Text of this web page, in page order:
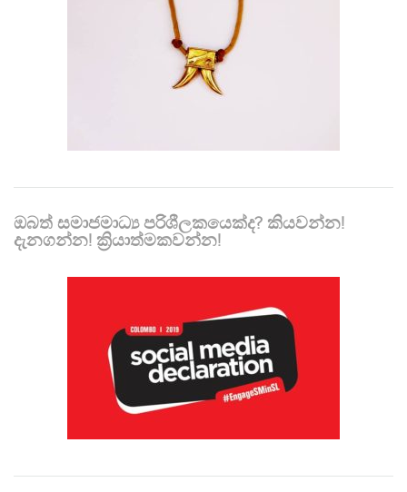
ඔබත් සමාජමාධ්‍ය පරිශීලකයෙක්ද? කියවන්න!
දැනගන්න! ක්‍රියාත්මකවන්න!